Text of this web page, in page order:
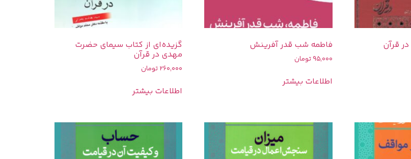
قرآن فاطمه شب قدر آفرینش
95,000تومان
اطلاعات بیشتر
گزیده‌ای از کتاب سیمای حضرت
مهدی در قرآن
260,000تومان
اطلاعات بیشتر